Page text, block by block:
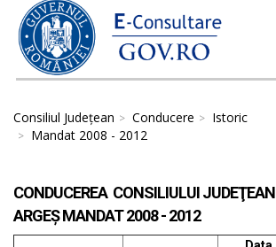
Consiliul Județean Conducere
Istoric
Mandat 2008 - 2012
CONDUCEREA CONSILIULUI JUDEŢEAN
ARGEŞ MANDAT 2008 - 2012